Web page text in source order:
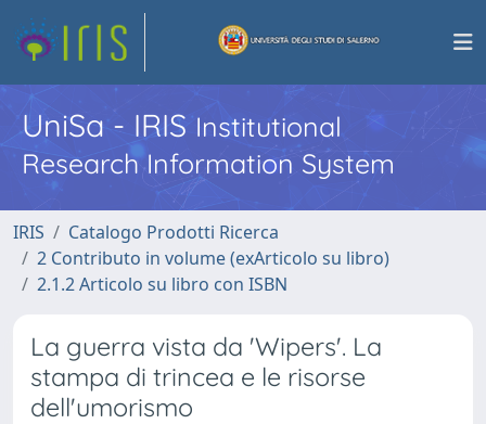
UniSa - IRISInstitutional
Research Information System
IRIS
Catalogo Prodotti Ricerca
2 Contributo in volume (exArticolo su libro)
2.1.2 Articolo su libro con ISBN
La guerra vista da 'Wipers'. La
stampa di trincea e le risorse
dell'umorismo